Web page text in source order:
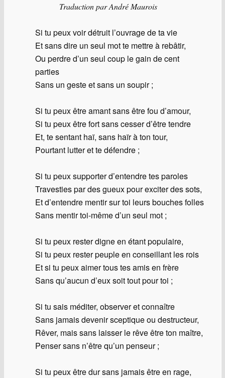
Traduction par André Maurois
Si tu peux voir détruit l’ouvrage de ta vie
Et sans dire un seul mot te mettre à rebâtir,
Ou perdre d’un seul coup le gain de cent
parties
Sans un geste et sans un soupir ;
Si tu peux être amant sans être fou d’amour,
Si tu peux être fort sans cesser d’être tendre
Et, te sentant haï, sans haïr à ton tour,
Pourtant lutter et te défendre ;
Si tu peux supporter d’entendre tes paroles
Travesties par des gueux pour exciter des sots,
Et d’entendre mentir sur toi leurs bouches folles
Sans mentir toi-même d’un seul mot ;
Si tu peux rester digne en étant populaire,
Si tu peux rester peuple en conseillant les rois
Et si tu peux aimer tous tes amis en frère
Sans qu’aucun d’eux soit tout pour toi ;
Si tu sais méditer, observer et connaître
Sans jamais devenir sceptique ou destructeur,
Rêver, mais sans laisser le rêve être ton maître,
Penser sans n’être qu’un penseur ;
Si tu peux être dur sans jamais être en rage,